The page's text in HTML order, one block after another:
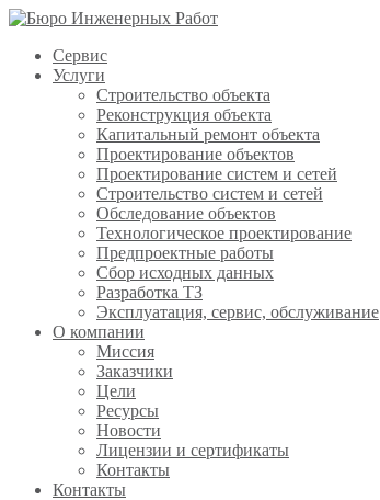
Сервис
Услуги
Строительство объекта
Реконструкция объекта
Капитальный ремонт объекта
Проектирование объектов
Проектирование систем и сетей
Строительство систем и сетей
Обследование объектов
Технологическое проектирование
Предпроектные работы
Сбор исходных данных
Разработка ТЗ
Эксплуатация, сервис, обслуживание
О компании
Миссия
Заказчики
Цели
Ресурсы
Новости
Лицензии и сертификаты
Контакты
Контакты